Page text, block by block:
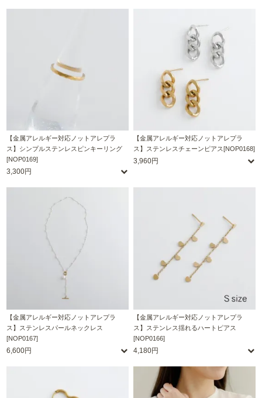
【金属アレルギー対応ノットアレプラ
ス】シンプルステンレスピンキーリング
[NOP0169]
3,300円
【金属アレルギー対応ノットアレプラ
ス】ステンレスチェーンピアス[NOP0168]
3,960円
【金属アレルギー対応ノットアレプラ
ス】ステンレスパールネックレス
[NOP0167]
6,600円
【金属アレルギー対応ノットアレプラ
ス】ステンレス揺れるハートピアス
[NOP0166]
4,180円